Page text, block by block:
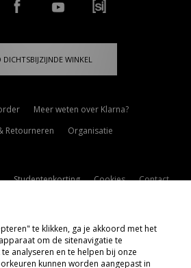
DICHTSBIJZIJNDE WINKEL
Meer weten over Klarna?
Retourneren
Organisatie
Studentenkorting Cookies
Contact
te klikken, ga je akkoord met het
om de sitenavigatie te
analyseren en te helpen bij onze
kunnen worden aangepast in